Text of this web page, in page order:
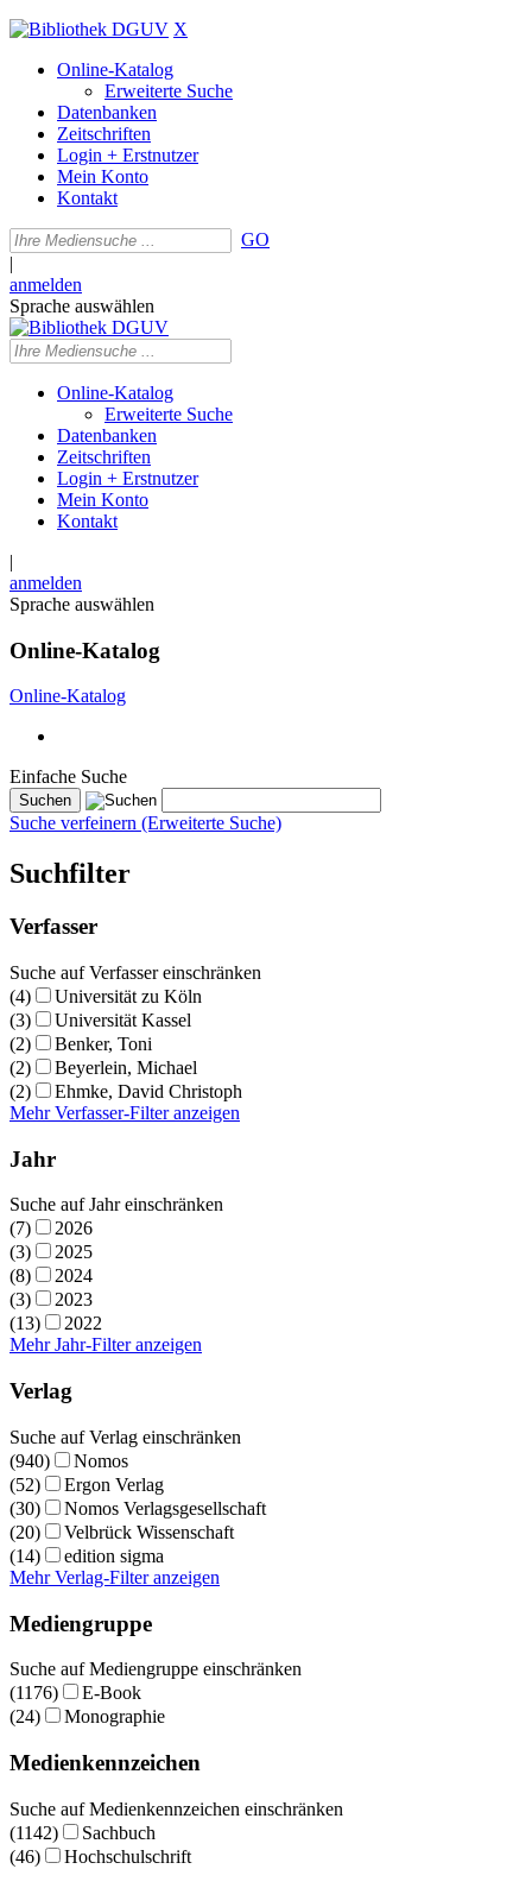
X
Online-Katalog
Erweiterte Suche
Datenbanken
Zeitschriften
Login + Erstnutzer
Mein Konto
Kontakt
GO
|
anmelden
Sprache auswählen
Online-Katalog
Erweiterte Suche
Datenbanken
Zeitschriften
Login + Erstnutzer
Mein Konto
Kontakt
|
anmelden
Sprache auswählen
Online-Katalog
Online-Katalog
Einfache Suche
Suche verfeinern (Erweiterte Suche)
Suchfilter
Verfasser
Suche auf Verfasser einschränken
(4)
Universität zu Köln
(3)
Universität Kassel
(2)
Benker, Toni
(2)
Beyerlein, Michael
(2)
Ehmke, David Christoph
Mehr Verfasser-Filter anzeigen
Jahr
Suche auf Jahr einschränken
(7)
2026
(3)
2025
(8)
2024
(3)
2023
(13)
2022
Mehr Jahr-Filter anzeigen
Verlag
Suche auf Verlag einschränken
(940)
Nomos
(52)
Ergon Verlag
(30)
Nomos Verlagsgesellschaft
(20)
Velbrück Wissenschaft
(14)
edition sigma
Mehr Verlag-Filter anzeigen
Mediengruppe
Suche auf Mediengruppe einschränken
(1176)
E-Book
(24)
Monographie
Medienkennzeichen
Suche auf Medienkennzeichen einschränken
(1142)
Sachbuch
(46)
Hochschulschrift